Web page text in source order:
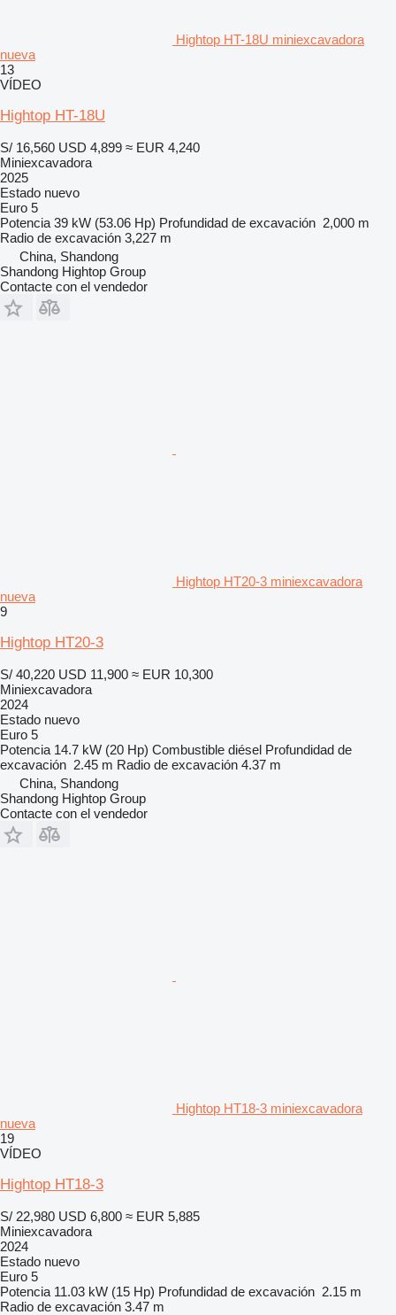
Hightop HT-18U miniexcavadora
nueva
13
VÍDEO
Hightop HT-18U
S/ 16,560 USD 4,899 ≈ EUR 4,240
Miniexcavadora
2025
Estado nuevo
Euro 5
Potencia 39 kW (53.06 Hp) Profundidad de excavación 2,000 m
Radio de excavación 3,227 m
China, Shandong
Shandong Hightop Group
Contacte con el vendedor
Hightop HT20-3 miniexcavadora
nueva
9
Hightop HT20-3
S/ 40,220 USD 11,900 ≈ EUR 10,300
Miniexcavadora
2024
Estado nuevo
Euro 5
Potencia 14.7 kW (20 Hp) Combustible diésel Profundidad de
excavación 2.45 m Radio de excavación 4.37 m
China, Shandong
Shandong Hightop Group
Contacte con el vendedor
Hightop HT18-3 miniexcavadora
nueva
19
VÍDEO
Hightop HT18-3
S/ 22,980 USD 6,800 ≈ EUR 5,885
Miniexcavadora
2024
Estado nuevo
Euro 5
Potencia 11.03 kW (15 Hp) Profundidad de excavación 2.15 m
Radio de excavación 3.47 m